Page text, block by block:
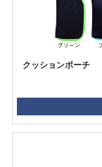
クッションポーチ